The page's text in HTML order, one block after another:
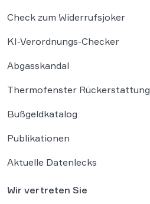
Check zum Widerrufsjoker
KI-Verordnungs-Checker
Abgasskandal
Thermofenster Rückerstattung
Bußgeldkatalog
Publikationen
Aktuelle Datenlecks
Wir vertreten Sie